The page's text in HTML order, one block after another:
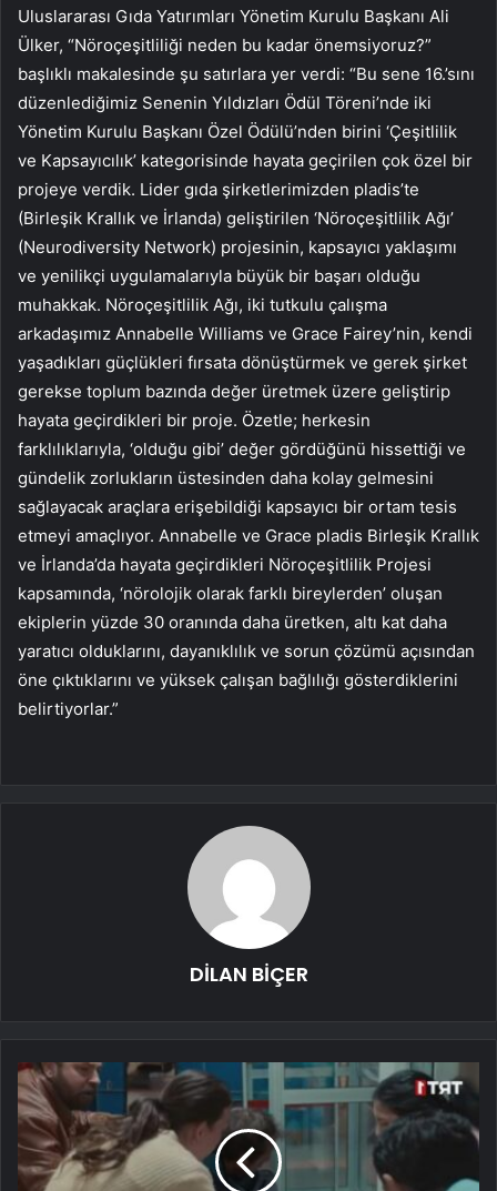
Uluslararası Gıda Yatırımları Yönetim Kurulu Başkanı Ali
Ülker, “Nöroçeşitliliği neden bu kadar önemsiyoruz?”
başlıklı makalesinde şu satırlara yer verdi: “Bu sene 16.’sını
düzenlediğimiz Senenin Yıldızları Ödül Töreni’nde iki
Yönetim Kurulu Başkanı Özel Ödülü’nden birini ‘Çeşitlilik
ve Kapsayıcılık’ kategorisinde hayata geçirilen çok özel bir
projeye verdik. Lider gıda şirketlerimizden pladis’te
(Birleşik Krallık ve İrlanda) geliştirilen ‘Nöroçeşitlilik Ağı’
(Neurodiversity Network) projesinin, kapsayıcı yaklaşımı
ve yenilikçi uygulamalarıyla büyük bir başarı olduğu
muhakkak. Nöroçeşitlilik Ağı, iki tutkulu çalışma
arkadaşımız Annabelle Williams ve Grace Fairey’nin, kendi
yaşadıkları güçlükleri fırsata dönüştürmek ve gerek şirket
gerekse toplum bazında değer üretmek üzere geliştirip
hayata geçirdikleri bir proje. Özetle; herkesin
farklılıklarıyla, ‘olduğu gibi’ değer gördüğünü hissettiği ve
gündelik zorlukların üstesinden daha kolay gelmesini
sağlayacak araçlara erişebildiği kapsayıcı bir ortam tesis
etmeyi amaçlıyor. Annabelle ve Grace pladis Birleşik Krallık
ve İrlanda’da hayata geçirdikleri Nöroçeşitlilik Projesi
kapsamında, ‘nörolojik olarak farklı bireylerden’ oluşan
ekiplerin yüzde 30 oranında daha üretken, altı kat daha
yaratıcı olduklarını, dayanıklılık ve sorun çözümü açısından
öne çıktıklarını ve yüksek çalışan bağlılığı gösterdiklerini
belirtiyorlar.”
DİLAN BİÇER